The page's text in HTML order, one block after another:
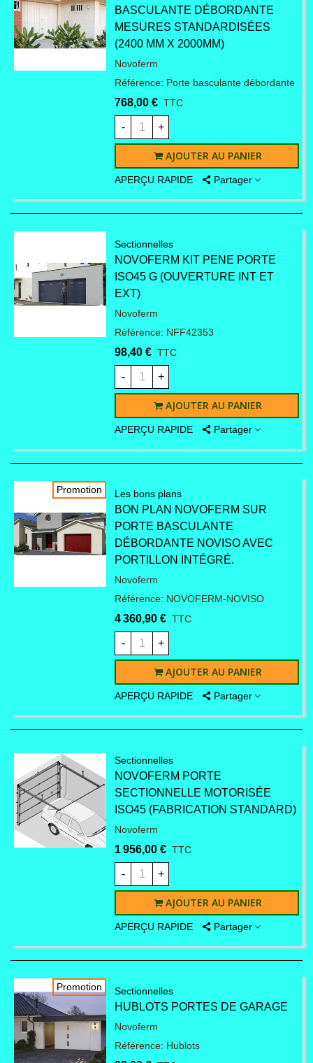
détériorer. Novoferm vous
permet grâce à ses tarifs
pièces de rechange de
pouvoir racheter toutes
les pièces de nos diverses
portes. Votre commande
sera expédiée dans un
délai de quatre jours
ouvrables* après
réception du bon.
Vous recherchez une
pièce qui correspond à
une porte de nos modèles
antérieurs ? Nous
tenterons de vous
apporter une autre
solution. Remplissez notre
formulaire de contact en
choisissant l'option :
demande de pièce de
rechange ou assistance
technique. N'oubliez pas
de nous donner un
maximum d'informations
sur votre demande : type
de porte concerné,
référence, année, nombre
de pièces à remplacer...
*selon la disponibilité du
BASCULANTE DÉBORDANTE
MESURES STANDARDISÉES
(2400 MM X 2000MM)
Novoferm
Référence: Porte basculante débordante
768,00 € TTC
- +
AJOUTER AU PANIER
APERÇU RAPIDE Partager
Sectionnelles
NOVOFERM KIT PENE PORTE
ISO45 G (OUVERTURE INT ET
EXT)
Novoferm
Référence: NFF42353
98,40 € TTC
- +
AJOUTER AU PANIER
APERÇU RAPIDE Partager
Promotion Les bons plans
BON PLAN NOVOFERM SUR
PORTE BASCULANTE
DÉBORDANTE NOVISO AVEC
PORTILLON INTÉGRÉ.
Novoferm
Référence: NOVOFERM-NOVISO
4 360,90 € TTC
- +
AJOUTER AU PANIER
APERÇU RAPIDE Partager
Sectionnelles
NOVOFERM PORTE
SECTIONNELLE MOTORISÉE
ISO45 (FABRICATION STANDARD)
Novoferm
1 956,00 € TTC
- +
AJOUTER AU PANIER
APERÇU RAPIDE Partager
Promotion Sectionnelles
HUBLOTS PORTES DE GARAGE
Novoferm
Référence: Hublots